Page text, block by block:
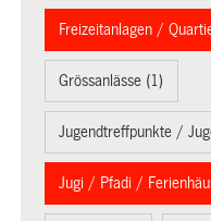
Freizeitanlagen /
Grössanlässe (1)
Jugendtreffpunkte /
Jugi / Pfadi /